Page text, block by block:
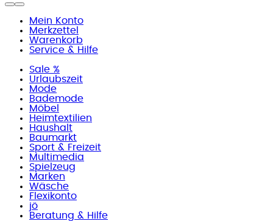
Mein Konto
Merkzettel
Warenkorb
Service & Hilfe
Sale %
Urlaubszeit
Mode
Bademode
Möbel
Heimtextilien
Haushalt
Baumarkt
Sport & Freizeit
Multimedia
Spielzeug
Marken
Wäsche
Flexikonto
jö
Beratung & Hilfe